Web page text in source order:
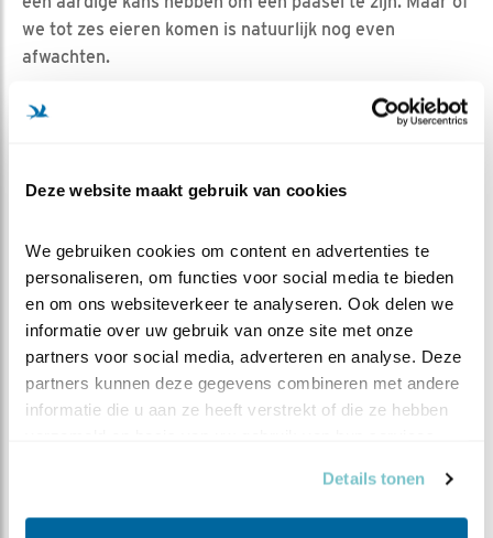
Deze website maakt gebruik van cookies
We gebruiken cookies om content en advertenties te
personaliseren, om functies voor social media te bieden
en om ons websiteverkeer te analyseren. Ook delen we
informatie over uw gebruik van onze site met onze
partners voor social media, adverteren en analyse. Deze
partners kunnen deze gegevens combineren met andere
informatie die u aan ze heeft verstrekt of die ze hebben
Details tonen
we tot zes eieren komen is natuurlijk nog even
afwachten.